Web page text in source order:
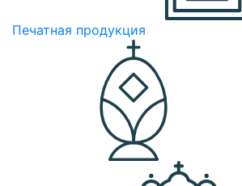
Печатная продукция